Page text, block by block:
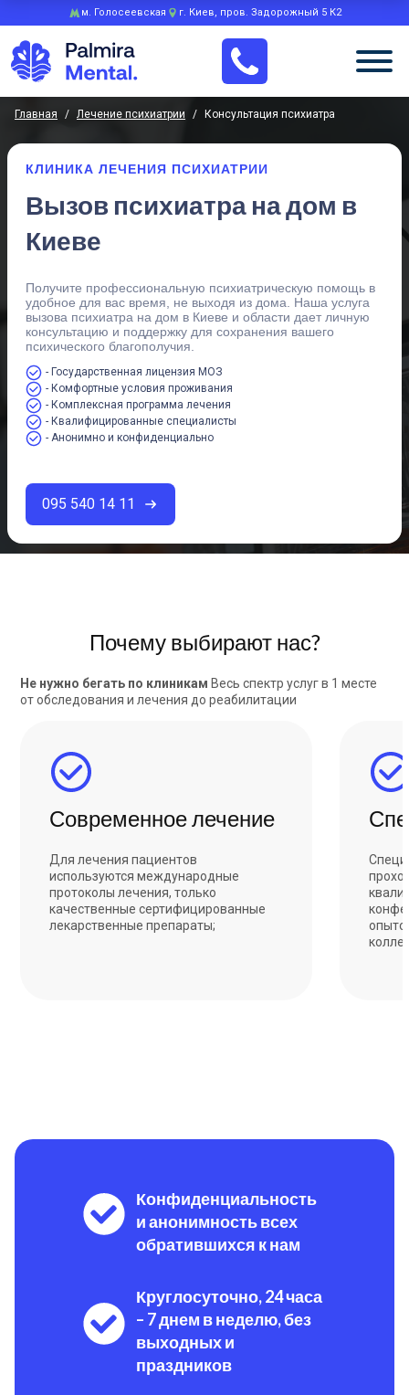
м. Голосеевская г. Киев, пров. Задорожный 5 К2
Главная / лечение психиатрии / Консультация психиатра
КЛИНИКА ЛЕЧЕНИЯ ПСИХИАТРИИ
Вызов психиатра на дом в
Киеве
Получите профессиональную психиатрическую помощь в
удобное для вас время, не выходя из дома. Наша услуга
вызова психиатра на дом в Киеве и области дает личную
консультацию и поддержку для сохранения вашего
психического благополучия.
- Государственная лицензия МОЗ
- Комфортные условия проживания
- Комплексная программа лечения
- Квалифицированные специалисты
- Анонимно и конфиденциально
095 540 14 11
Почему выбирают нас?
Не нужно бегать по клиникам Весь спектр услуг в 1 месте
от обследования и лечения до реабилитации
Современное лечение
Для лечения пациентов
используются международные
протоколы лечения, только
качественные сертифицированные
лекарственные препараты;
Конфиденциальность
и анонимность всех
обратившихся к нам
Круглосуточно, 24 часа
– 7 днем в неделю, без
выходных и
праздников